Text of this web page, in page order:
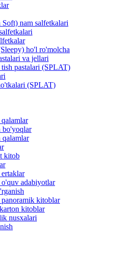
nam salfetkalari
ho'l ro'molcha
va jellari
pastalari (SPLAT)
(SPLAT)
bo'yoqlar
qalamlar
kitob
adabiyotlar
kitoblar
kitoblar
nusxalari